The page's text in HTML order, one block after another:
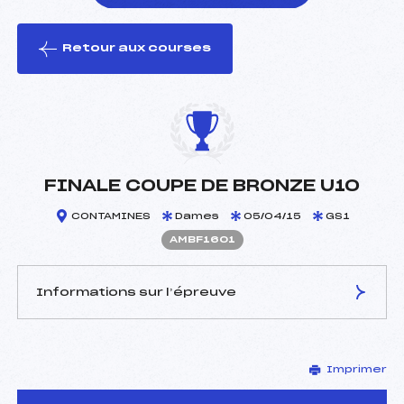
le ski
Retour aux courses
FINALE COUPE DE BRONZE U10
CONTAMINES Dames 05/04/15 GS1
AMBF1601
Informations sur l’épreuve
FERREIRA CLAUDINE (MB)
Arbitre :
–
Imprimer